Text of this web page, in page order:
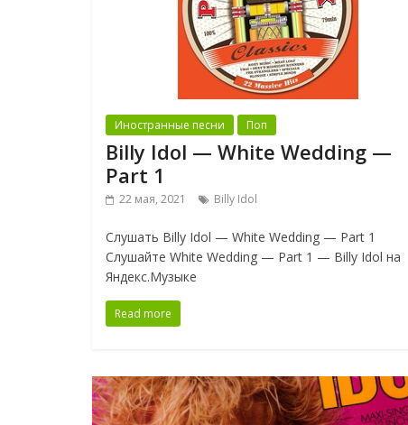
Иностранные песни Поп
Billy Idol — White Wedding —
Part 1
22 мая, 2021 Billy Idol
Слушать Billy Idol — White Wedding — Part 1
Слушайте White Wedding — Part 1 — Billy Idol на
Яндекс.Музыке
Read more